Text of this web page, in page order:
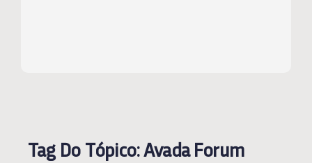
Tag Do Tópico: Avada Forum